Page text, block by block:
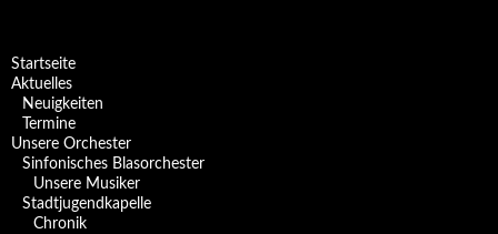
Startseite
Aktuelles
Neuigkeiten
Termine
Unsere Orchester
Sinfonisches Blasorchester
Unsere Musiker
Stadtjugendkapelle
Chronik